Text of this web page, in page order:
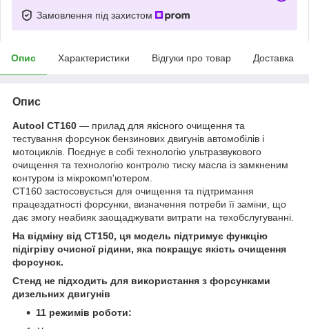
Замовлення під захистом
Опис Характеристики Відгуки про товар Доставка
Опис
Autool CT160 — прилад для якісного очищення та
тестування форсунок бензинових двигунів автомобілів і
мотоциклів. Поєднує в собі технологію ультразвукового
очищення та технологію контролю тиску масла із замкненим
контуром із мікрокомп'ютером.
CT160 застосовується для очищення та підтримання
працездатності форсунки, визначення потреби її заміни, що
дає змогу неабияк заощаджувати витрати на техобслугуванні.
На відміну від CT150, ця модель підтримує функцію
підігріву очисної рідини, яка покращує якість очищення
форсунок.
Стенд не підходить для використання з форсунками
дизельних двигунів
11 режимів роботи: